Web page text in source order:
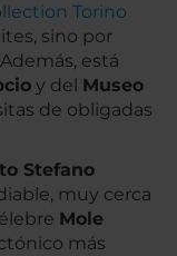
Torino
sino por
está
y del Museo
de obligadas
Stefano
muy cerca
Mole
más